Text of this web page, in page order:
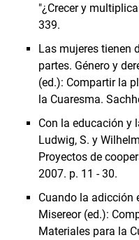
"¿Crecer y
339.
Las mujeres tienen
partes. Género y
(ed.): Compartir la
la Cuaresma.
Con la educación y
Ludwig, S. y
Proyectos de
2007. p. 11 - 30.
Cuando la adicción
Misereor (ed.):
Materiales para la